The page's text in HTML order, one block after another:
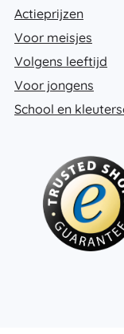
Actieprijzen
Voor meisjes
Volgens leeftijd
Voor jongens
School en